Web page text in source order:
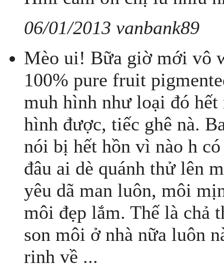
06/01/2013 vanbank89
Mèo ui! Bữa giờ mới vô
100% pure fruit
muh hình như loại đó
hình được, tiếc ghê nà.
nói bị hết hồn vì nào h
đâu ai dè quánh thử lên
yêu dã man luôn, môi
môi đẹp lắm. Thế là chả
son môi ở nhà nữa luôn
rinh về ...